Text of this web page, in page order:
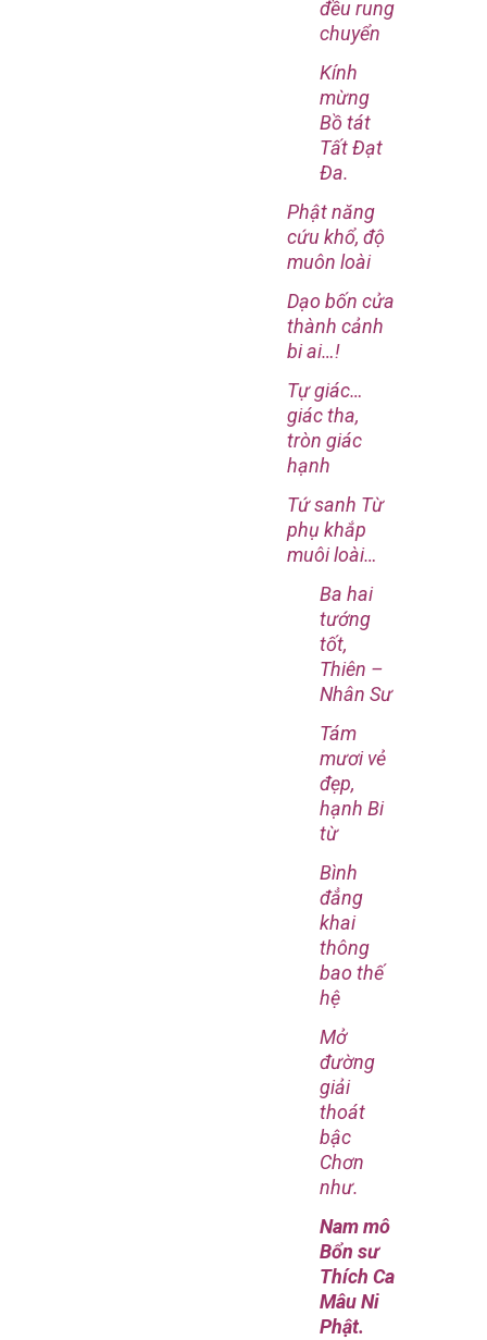
đều rung
chuyển
Kính
mừng
Bồ tát
Tất Đạt
Đa.
Phật năng
cứu khổ, độ
muôn loài
Dạo bốn cửa
thành cảnh
bi ai…!
Tự giác…
giác tha,
tròn giác
hạnh
Tứ sanh Từ
phụ khắp
muôi loài…
Ba hai
tướng
tốt,
Thiên –
Nhân Sư
Tám
mươi vẻ
đẹp,
hạnh Bi
từ
Bình
đẳng
khai
thông
bao thế
hệ
Mở
đường
giải
thoát
bậc
Chơn
như.
Nam mô
Bổn sư
Thích Ca
Mâu Ni
Phật.